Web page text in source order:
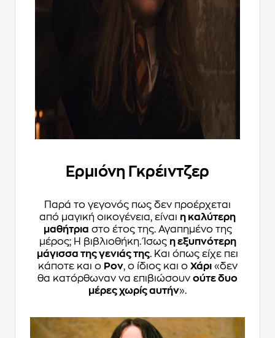
Ερμιόνη Γκρέιντζερ
Παρά το γεγονός πως δεν προέρχεται
από μαγική οικογένεια, είναι η καλύτερη
μαθήτρια στο έτος της. Αγαπημένο της
μέρος; Η βιβλιοθήκη. Ίσως η εξυπνότερη
μάγισσα της γενιάς της. Και όπως είχε πει
κάποτε και ο Ρον, ο ίδιος και ο Χάρι«δεν
θα κατόρθωναν να επιβιώσουν ούτε δυο
μέρες χωρίς αυτήν».